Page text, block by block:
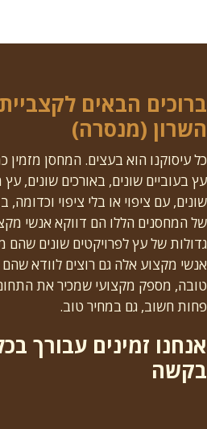
ברוכים הבאים
השרון (מנסרה)
כל עיסוקנו הוא בעצים. המחסן מזמין
עץ בעוביים שונים, באורכים שונים,
שונים, עם ציפוי או בלי ציפוי
של המחסנים הללו הם דווקא אנשי
גדולות של עץ לפרויקטים שונים שהם
אנשי מקצוע אלה גם רוצים לוודא
טובה, מספק מקצועי שמכיר את
פחות חשוב, גם במחיר טוב.
אנחנו זמינים עבורך
בקשה